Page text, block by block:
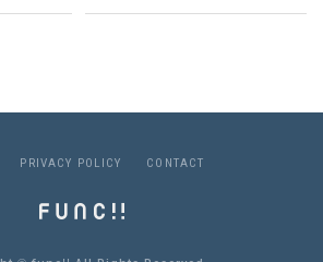
P RIVACY PO L I CY C O NTACT